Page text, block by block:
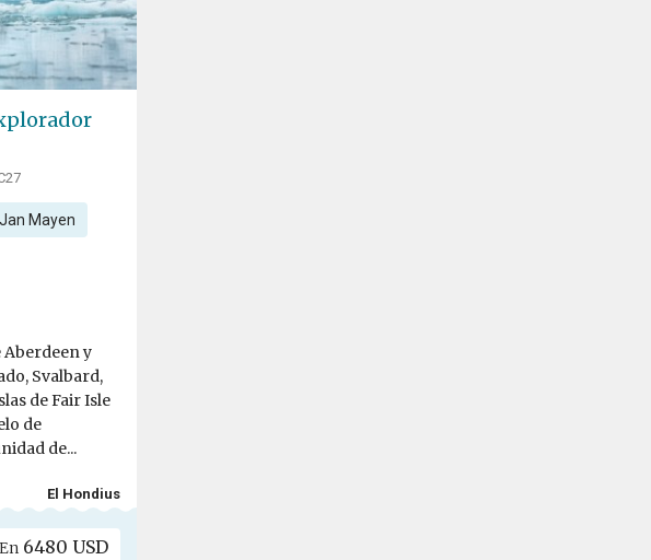
Jan Mayen
Aberdeen y
Svalbard,
de Fair Isle
de
de...
El Hondius
En6480 USD